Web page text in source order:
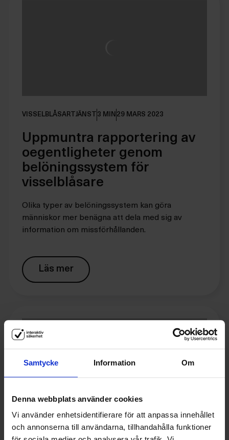
Samtycke Information Om
Denna webbplats använder cookies
Vi använder enhetsidentifierare för att anpassa innehållet
och annonserna till användarna, tillhandahålla funktioner
VISSELBLÅSARTJÄNST 3 MIN 29 MARS 2023
Uppmuntra rapportering av
oegentligheter genom
belöningssystem för
visselblåsare
Olika typer av belöningssystem kan göra
människor mer benägna att dela med sig av
information om missförhållanden.
Läs mer
16 MARS 2023